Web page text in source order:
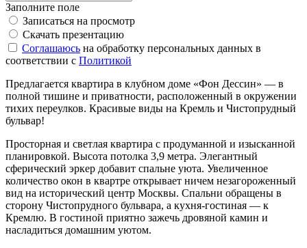
Заполните поле
Записаться на просмотр
Скачать презентацию
Соглашаюсь на обработку персональных данных в
соответствии с Политикой
Предлагается квартира в клубном доме «Фон Дессин» — в
полной тишине и приватности, расположенный в окружении
тихих переулков. Красивые виды на Кремль и Чистопрудный
бульвар!
Просторная и светлая квартира с продуманной и изысканной
планировкой. Высота потолка 3,9 метра. Элегантный
сферический эркер добавит спальне уюта. Увеличенное
количество окон в квартре открывает ничем незагороженный
вид на исторический центр Москвы. Спальни обращены в
сторону Чистопрудного бульвара, а кухня-гостиная — к
Кремлю. В гостиной приятно зажечь дровяной камин и
насладиться домашним уютом.